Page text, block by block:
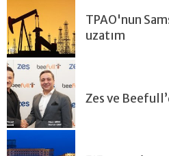
TPAO'nun
uzatım
Zes ve